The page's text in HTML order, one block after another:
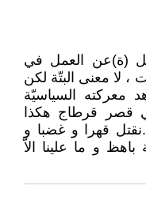
(ة)عن العمل في
، لا معنى البتّة لكن
معركته السياسيّة
قصر قرطاج هكذا
قهرا و غضبا و
و ما علينا الاّ